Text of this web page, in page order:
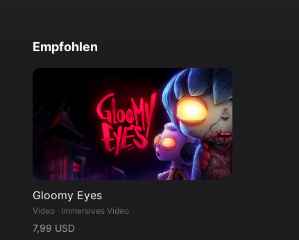
Empfohlen
Gloomy Eyes
Video · Immersives Video
7,99 USD